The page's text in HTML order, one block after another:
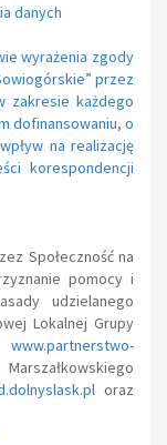
danych
wyrażenia zgody
przez
zakresie każdego
dofinansowaniu, o
na realizację
korespondencji
Społeczność na
pomocy i
udzielanego
Lokalnej Grupy
www.partnerstwo-
oraz